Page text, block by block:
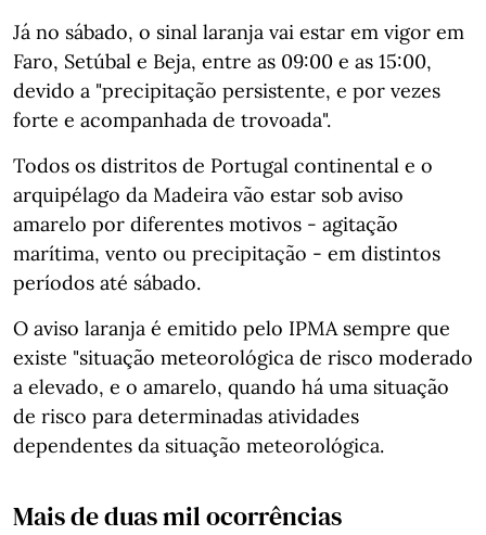
Já no sábado, o sinal laranja vai estar em vigor em
Faro, Setúbal e Beja, entre as 09:00 e as 15:00,
devido a "precipitação persistente, e por vezes
forte e acompanhada de trovoada".
Todos os distritos de Portugal continental e o
arquipélago da Madeira vão estar sob aviso
amarelo por diferentes motivos - agitação
marítima, vento ou precipitação - em distintos
períodos até sábado.
O aviso laranja é emitido pelo IPMA sempre que
existe "situação meteorológica de risco moderado
a elevado, e o amarelo, quando há uma situação
de risco para determinadas atividades
dependentes da situação meteorológica.
Mais de duas mil ocorrências